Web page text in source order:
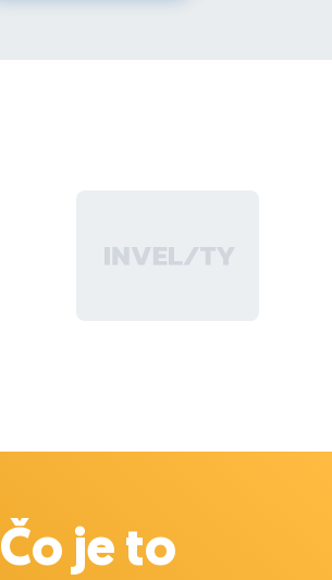
Čo je to